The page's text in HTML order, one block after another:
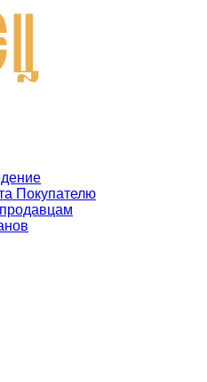
Покупателю